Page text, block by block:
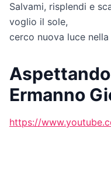
Salvami, risplendi e
voglio il sole,
cerco nuova luce
Ermanno
https://